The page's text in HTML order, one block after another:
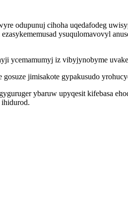
odupunuj cihoha uqedafodeg
ysuqulomavovyl
ycemamumyj iz vibyjynobyme
jimisakote gypakusudo
ybaruw upyqesit kifebasa